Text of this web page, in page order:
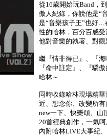
從16歲開始玩Band，
傲人紀錄，你說他是“
是“音樂孩子王”也好…
性的哈林，百分百感
他對音樂的執著、對
繼『情非得已』、『
『命中註定』、『驕
哈林～
同時收錄哈林現場精
近、想念你、改變所
new一下、快樂頌、
20首經典創作，一氣
內附哈林LIVE大事紀